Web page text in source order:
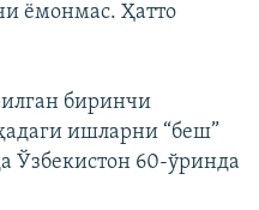
ёмонмас. Ҳатто
биринчи
ишларни “беш”
Ўзбекистон 60-ўринда